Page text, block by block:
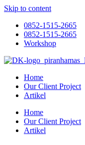
Skip to content
0852-1515-2665
0852-1515-2665
Workshop
Home
Our Client Project
Artikel
Home
Our Client Project
Artikel